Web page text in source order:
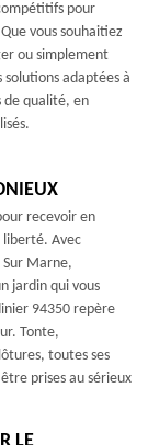
pour
vous souhaitiez
ou simplement
solutions adaptées à
de qualité, en
recevoir en
liberté. Avec
Sur Marne,
jardin qui vous
94350 repère
Tonte,
toutes ses
prises au sérieux